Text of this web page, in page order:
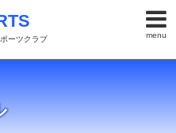
menu
ーツクラブ